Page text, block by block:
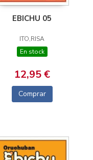
EBICHU 05
ITO,RISA
En stock
12,95 €
Comprar